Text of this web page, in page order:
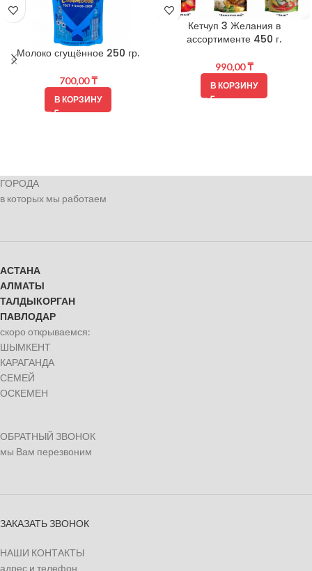
Молоко сгущённое 250 гр.
700,00₸
В КОРЗИНУ
Кетчуп 3 Желания в
ассортименте 450 г.
990,00₸
В КОРЗИНУ
ГОРОДА
в которых мы работаем
АСТАНА
АЛМАТЫ
ТАЛДЫКОРГАН
ПАВЛОДАР
скоро открываемся:
ШЫМКЕНТ
КАРАГАНДА
СЕМЕЙ
ОСКЕМЕН
ОБРАТНЫЙ ЗВОНОК
мы Вам перезвоним
ЗАКАЗАТЬ ЗВОНОК
НАШИ КОНТАКТЫ
адрес и телефон